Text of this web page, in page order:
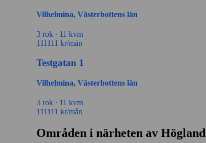
Vilhelmina, Västerbottens län
3 rok ∙ 11 kvm
111111 kr/mån
Testgatan 1
Vilhelmina, Västerbottens län
3 rok ∙ 11 kvm
111111 kr/mån
Områden i närheten av Högland